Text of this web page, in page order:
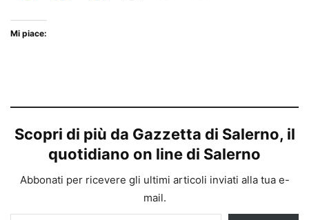
Mi piace:
Scopri di più da Gazzetta di Salerno, il
quotidiano on line di Salerno
Abbonati per ricevere gli ultimi articoli inviati alla tua e-
mail.
Digita la tua e-mail...